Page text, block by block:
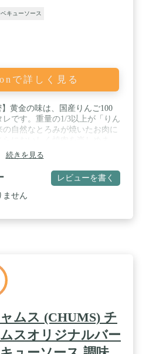
キューソース
で詳しく見る
黄金の味は、国産りんご100
レです。重量の1/3以上が「りん
の自然なとろみが焼いたお肉に
りんごを貯蔵し、水分量・糖
め品種をブレンド。ベストのタ
ります。“ 濃厚 ” で “ 本格的 ”
/ ✅【豊富なサイズバリエー
せて選べる充実した容量をラ
ぷりでコクのある焼肉のタレで
が、ぐっとおいしくなる。お肉
妙なハーモニーをお楽しみくだ
々】お肉に焼肉のタレとして
野菜炒めやチャーハンなどの味
ーなどにコク増しができる万能
すめです。
続きを見る
レビューを書く
ません
ムス (CHUMS) チ
スオリジナルバー